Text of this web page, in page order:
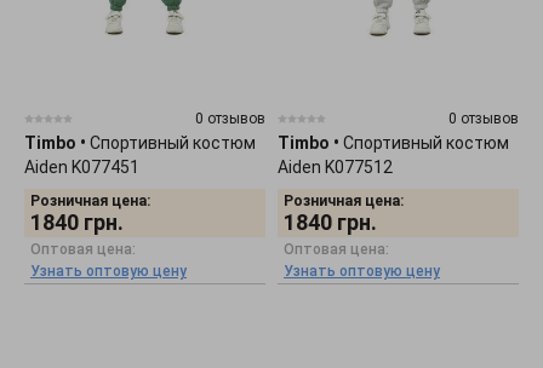
0 отзывов
Timbo • Спортивный костюм
Aiden K077451
Розничная цена:
1840 грн.
Оптовая цена:
Узнать оптовую цену
0 отзывов
Timbo • Спортивный костюм
Aiden K077512
Розничная цена:
1840 грн.
Оптовая цена:
Узнать оптовую цену